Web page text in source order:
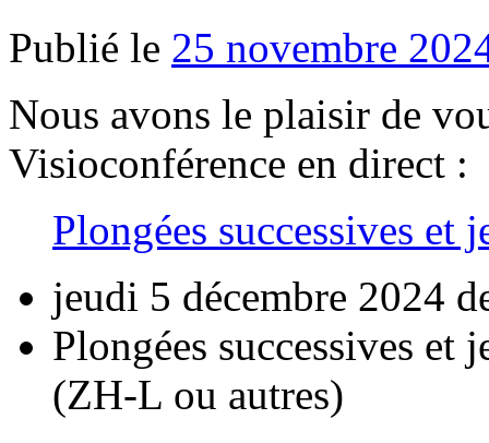
Publié le 25 novembre
Nous avons le plaisir de
Visioconférence en direct :
Plongées successives et
jeudi 5 décembre 2024
Plongées successives et
(ZH-L ou autres)